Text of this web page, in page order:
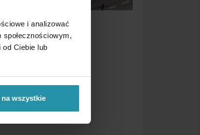
i analizować
Ciebie lub
wszystkie